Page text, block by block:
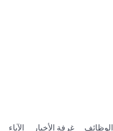
الوظائف غرفة الأخبار الآباء